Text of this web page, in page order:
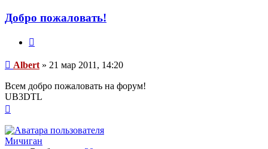
Добро пожаловать!
Сообщение
Albert » 21 мар 2011, 14:20
Всем добро пожаловать на форум!
UB3DTL
началу
Мичиган